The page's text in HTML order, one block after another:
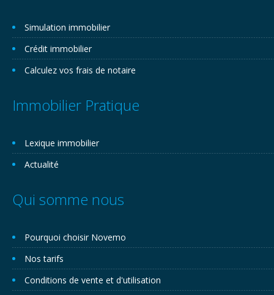
Simulation immobilier
Crédit immobilier
Calculez vos frais de notaire
Immobilier Pratique
Lexique immobilier
Actualité
Qui somme nous
Pourquoi choisir Novemo
Nos tarifs
Conditions de vente et d'utilisation